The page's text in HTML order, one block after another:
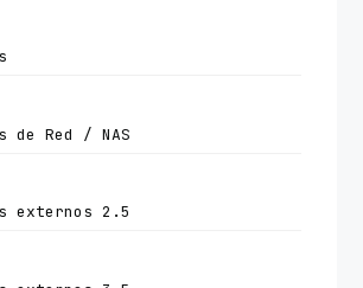
de Red / NAS
externos 2.5